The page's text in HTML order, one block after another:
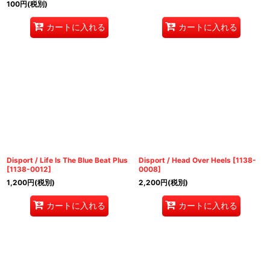
100円(税別)
カートに入れる カートに入れる
Disport / Life Is The Blue Beat Plus
[1138-0012]
1,200円(税別)
カートに入れる
Disport / Head Over Heels [1138-
0008]
2,200円(税別)
カートに入れる